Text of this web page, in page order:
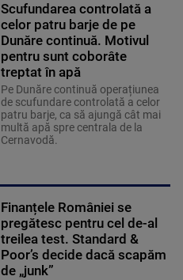
Scufundarea controlată a
celor patru barje de pe
Dunăre continuă. Motivul
pentru sunt coborâte
treptat în apă
Pe Dunăre continuă operațiunea
de scufundare controlată a celor
patru barje, ca să ajungă cât mai
multă apă spre centrala de la
Cernavodă.
Finanțele României se
pregătesc pentru cel de-al
treilea test. Standard &
Poor’s decide dacă scapăm
de „junk”